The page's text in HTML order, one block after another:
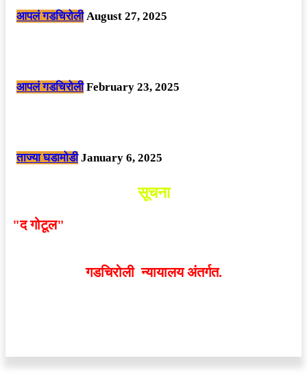
आपलं गडचिरोली August 27, 2025
आपलं गडचिरोली February 23, 2025
ताज्या घडामोडी January 6, 2025
सूचना
"द गोटूल"
गडचिरोली न्यायालय अंतर्गत.